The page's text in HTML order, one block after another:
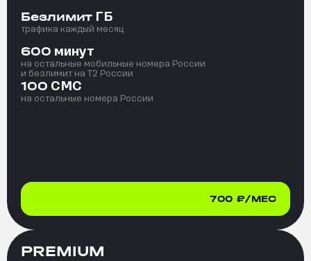
Безлимит ГБ
трафика каждый месяц
600 минут
на остальные мобильные номера России
и безлимит на T2 России
100 СМС
на остальные номера России
700 ₽/МЕС
PREMIUM